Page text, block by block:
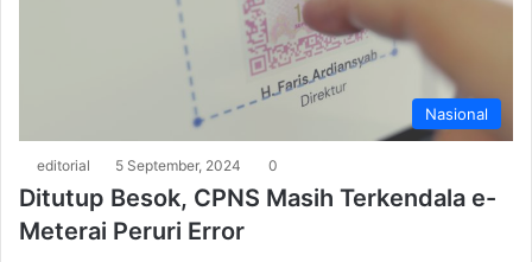
Nasional
editorial 5 September, 2024 0
Ditutup Besok, CPNS Masih Terkendala e-
Meterai Peruri Error